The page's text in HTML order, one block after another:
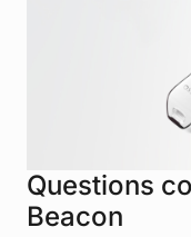
Questions
Beacon